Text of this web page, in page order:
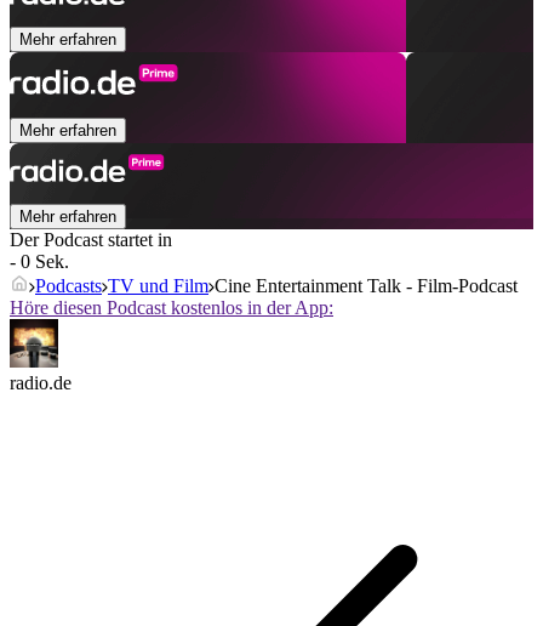
Mehr erfahren
Mehr erfahren
Mehr erfahren
Der Podcast startet in
- 0 Sek.
Podcasts TV und Film Cine Entertainment Talk - Film-Podcast
Höre diesen Podcast kostenlos in der App:
radio.de